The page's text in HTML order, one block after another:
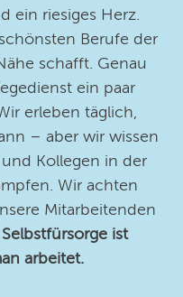
Facebook und TikTok:
und Bilder
ein riesiges Herz.
Berufe der
schafft. Genau
ein paar
erleben täglich,
– aber wir wissen
Kollegen in der
Wir achten
Mitarbeitenden
Selbstfürsorge ist
arbeitet.